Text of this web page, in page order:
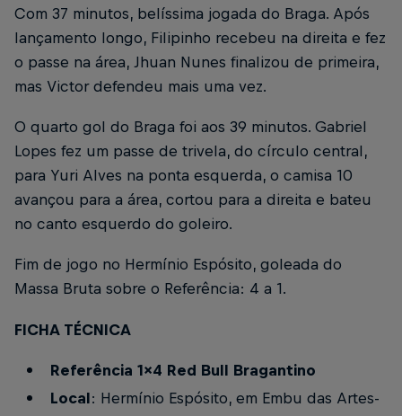
Com 37 minutos, belíssima jogada do Braga. Após
lançamento longo, Filipinho recebeu na direita e fez
o passe na área, Jhuan Nunes finalizou de primeira,
mas Victor defendeu mais uma vez.
O quarto gol do Braga foi aos 39 minutos. Gabriel
Lopes fez um passe de trivela, do círculo central,
para Yuri Alves na ponta esquerda, o camisa 10
avançou para a área, cortou para a direita e bateu
no canto esquerdo do goleiro.
Fim de jogo no Hermínio Espósito, goleada do
Massa Bruta sobre o Referência: 4 a 1.
FICHA TÉCNICA
Referência 1x4 Red Bull Bragantino
Local: Hermínio Espósito, em Embu das Artes-